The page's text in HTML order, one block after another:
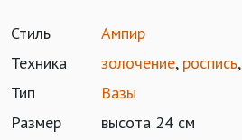
Стиль
Ампир
Техника
золочение, роспись,
Тип
Вазы
Размер
высота 24 см